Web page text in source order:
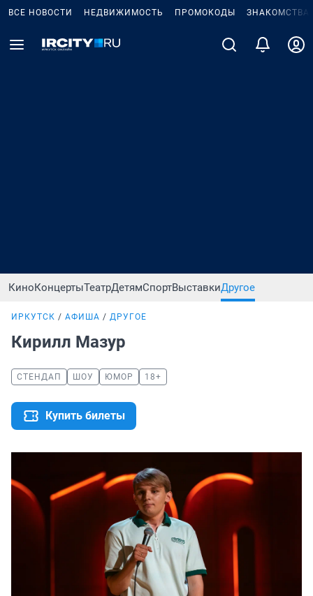
ВСЕ НОВОСТИ НЕДВИЖИМОСТЬ ПРОМОКОДЫ ЗНАКОМСТВА
КиноКонцертыТеатрДетямСпортВыставкиДругое
ИРКУТСК АФИША ДРУГОЕ
Кирилл Мазур
СТЕНДАП ШОУ ЮМОР 18+
Купить билеты